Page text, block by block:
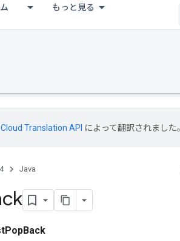
もっと見る
Cloud Translation API によって翻訳されました。
Java